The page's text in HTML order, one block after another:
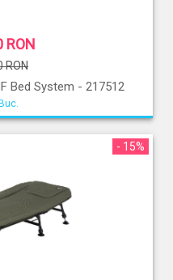
RON
RON
Bed System - 217512
- 15%